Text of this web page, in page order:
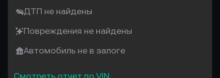
ДТП не найдены
Повреждения не найдены
Автомобиль не в залоге